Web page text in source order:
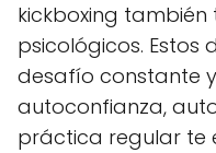
kickboxing también
psicológicos. Estos
desafío constante
autoconfianza,
práctica regular te